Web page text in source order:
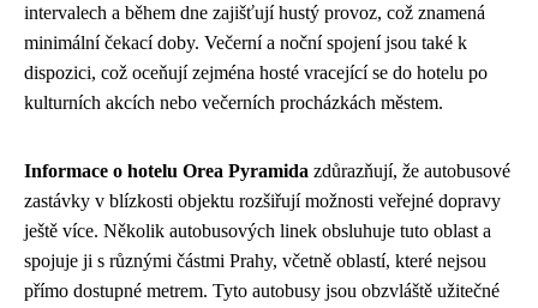
intervalech a během dne zajišťují hustý provoz, což znamená
minimální čekací doby. Večerní a noční spojení jsou také k
dispozici, což oceňují zejména hosté vracející se do hotelu po
kulturních akcích nebo večerních procházkách městem.
Informace o hotelu Orea Pyramida zdůrazňují, že autobusové
zastávky v blízkosti objektu rozšiřují možnosti veřejné dopravy
ještě více. Několik autobusových linek obsluhuje tuto oblast a
spojuje ji s různými částmi Prahy, včetně oblastí, které nejsou
přímo dostupné metrem. Tyto autobusy jsou obzvláště užitečné